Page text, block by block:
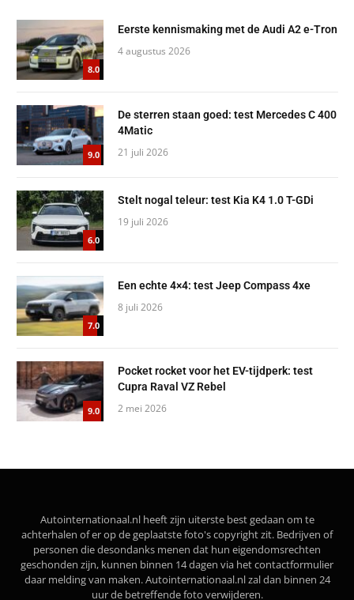
8.0
Eerste kennismaking met de Audi A2 e-Tron
4 augustus 2026
9.0
De sterren staan goed: test Mercedes C 400
4Matic
21 juli 2026
6.0
Stelt nogal teleur: test Kia K4 1.0 T-GDi
19 juli 2026
7.0
Een echte 4×4: test Jeep Compass 4xe
8 juli 2026
9.0
Pocket rocket voor het EV-tijdperk: test
Cupra Raval VZ Rebel
2 mei 2026
Autointernationaal.nl heeft zijn uiterste best gedaan om te
achterhalen of er op de geplaatste foto's copyright zit. Bedrijven of
personen die desondanks menen dat hun eigendomsrechten
geschonden zijn, kunnen binnen 14 dagen via het contactformulier
daar melding van maken. Autointernationaal.nl zal dan binnen 24
uur de betreffende foto verwijderen.